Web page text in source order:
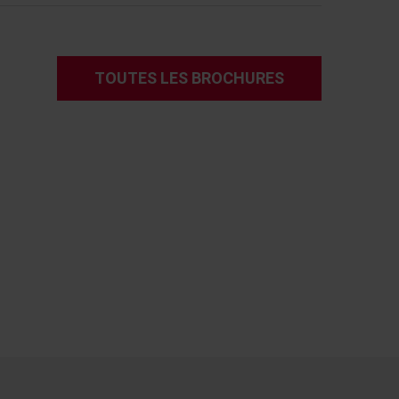
TOUTES LES BROCHURES